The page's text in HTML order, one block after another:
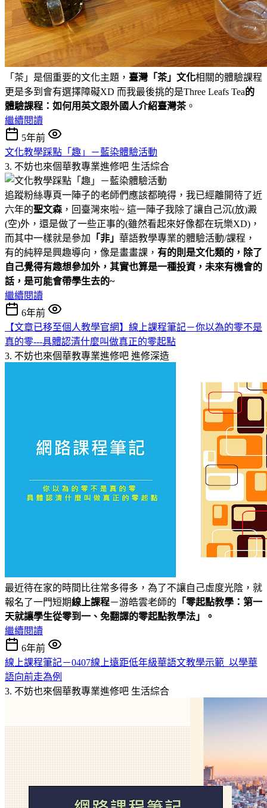
「茶」是個重要的文化主題， 臺灣「茶」文化相關的體驗課程
更是多到會有選擇障礙XD 而我最後挑的是Three Leafs Tea的
體驗課程：如何用英文跟外國人介紹臺灣茶。
繼續閱讀
5年前
文化教學踩點「趣」－藍染體驗活動
3. 不妨也來個華教專業進修吧 生活綜合
追蹤粉絲專頁一陣子的老師們應該都曉得，我已經離開待了近
六年的聖文森 ，回臺灣來啦~ 這一陣子我除了讓自己沉(放)澱
(空)外，還是做了一些正事的(雖然看起來好像都在玩樂XD)，
而其中一樣就是參加
「非」 華語教學專業的體驗活動/課程，
有的純粹是興趣導向，像是畫畫課， 有的則是文化類的，除了
自己覺得有趣想參加外，其實也算是一種投資，未來有機會的
話，是可能會帶學生去的~
繼續閱讀
6年前
【文章已移至個人教學官網】線上課程筆記－你以為的零不是
真的零---具體認清什麼叫做真正的零起點
3. 不妨也來個華教專業進修吧 進修深造
最近待在家的時間比往常多得多，為了不讓自己虛度光陰，就
報名了一門短期線上課程－游皓雲老師的 「零起點教學：第一
天就讓學生從零到一、免翻譯的零起點教學法」。
繼續閱讀
6年前
線上課程筆記－0407線上遠距低年級華語文教學示範_以學華
語向前走為例
3. 不妨也來個華教專業進修吧 生活綜合